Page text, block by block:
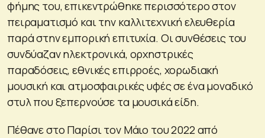
φήμης του, επικεντρώθηκε περισσότερο στον
πειραματισμό και την καλλιτεχνική ελευθερία
παρά στην εμπορική επιτυχία. Οι συνθέσεις του
συνδύαζαν ηλεκτρονικά, ορχηστρικές
παραδόσεις, εθνικές επιρροές, χορωδιακή
μουσική και ατμοσφαιρικές υφές σε ένα μοναδικό
στυλ που ξεπερνούσε τα μουσικά είδη.
Πέθανε στο Παρίσι τον Μάιο του 2022 από